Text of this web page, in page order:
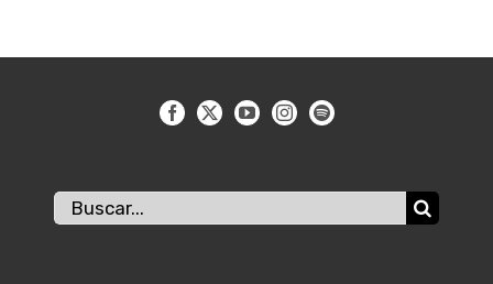
Buscar: